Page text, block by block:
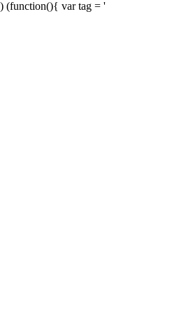
) (function(){ var tag = '